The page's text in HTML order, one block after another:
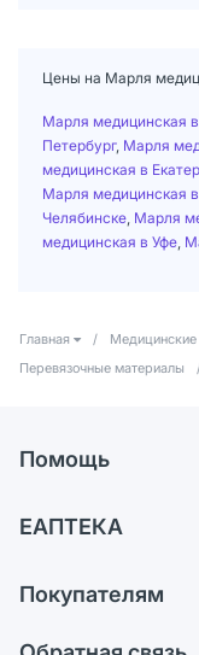
Цены на Марля
Марля медицинская
Петербург, Марля
медицинская в
Марля медицинская
Челябинске Марля
медицинская в Уфе
Главная / Медицинские
Перевязочные материалы
Помощь
Самовывоз из аптек
ЕАПТЕКА
Карьера
Поставщики
Покупателям